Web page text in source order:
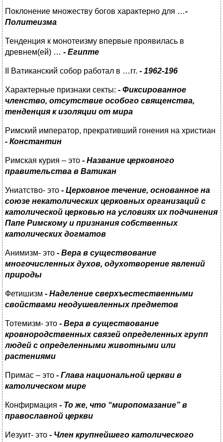
Поклонение множеству богов характерно для …-
Политеизма
Тенденция к монотеизму впервые проявилась в
древнем(ей) … - Египте
II Ватиканский собор работал в …гг. - 1962-196
Характерные признаки секты: - Фиксированное
членство, отсутствие особого священства,
тенденция к изоляции от мира
Римский император, прекративший гонения на христиан
- Константин
Римская курия – это - Название церковного
правительства в Ватикан
Униатство- это - Церковное течение, основанное на
союзе некатолических церковных организаций с
католической церковью на условиях их подчинения
Папе Римскому и признания собственных
католических догматов
Анимизм- это - Вера в существование
многочисленных духов, одухотворение явлений
природы
Фетишизм - Наделение сверхъестественными
свойствами неодушевленных предметов
Тотемизм- это - Вера в существование
кровнородственных связей определенных групп
людей с определенными животными или
растениями
Примас – это - Глава национальной церкви в
католическом мире
Конфирмация - То же, что “миропомазание” в
православной церкви
Иезуит- это - Член крупнейшего католического